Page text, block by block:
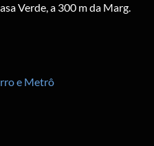
Verde, a 300 m da Marg.
e Metrô